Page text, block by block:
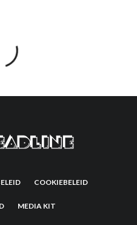
COOKIEBELEID
MEDIA KIT